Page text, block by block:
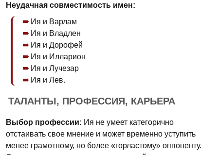
Неудачная совместимость имен:
Ия и Варлам
Ия и Владлен
Ия и Дорофей
Ия и Илларион
Ия и Лучезар
Ия и Лев.
ТАЛАНТЫ, ПРОФЕССИЯ, КАРЬЕРА
Выбор профессии: Ия не умеет категорично
отстаивать свое мнение и может временно уступить
менее грамотному, но более «горластому» оппоненту.